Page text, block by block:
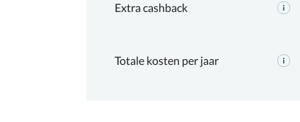
Extra cashback
Totale kosten per jaar